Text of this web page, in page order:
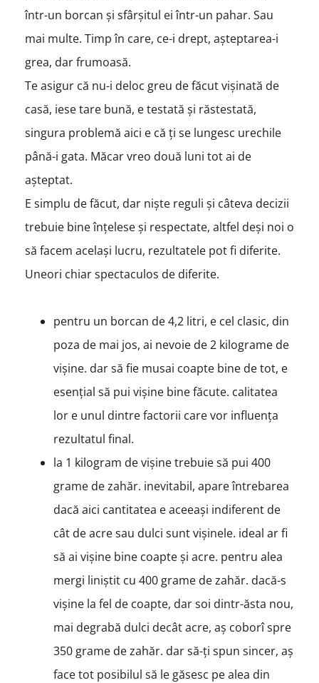
într-un borcan și sfârșitul ei într-un pahar. Sau
mai multe. Timp în care, ce-i drept, așteptarea-i
grea, dar frumoasă.
Te asigur că nu-i deloc greu de făcut vișinată de
casă, iese tare bună, e testată și răstestată,
singura problemă aici e că ți se lungesc urechile
până-i gata. Măcar vreo două luni tot ai de
așteptat.
E simplu de făcut, dar niște reguli și câteva decizii
trebuie bine înțelese și respectate, altfel deși noi o
să facem același lucru, rezultatele pot fi diferite.
Uneori chiar spectaculos de diferite.
pentru un borcan de 4,2 litri, e cel clasic, din
poza de mai jos, ai nevoie de 2 kilograme de
vișine. dar să fie musai coapte bine de tot, e
esențial să pui vișine bine făcute. calitatea
lor e unul dintre factorii care vor influența
rezultatul final.
la 1 kilogram de vișine trebuie să pui 400
grame de zahăr. inevitabil, apare întrebarea
dacă aici cantitatea e aceeași indiferent de
cât de acre sau dulci sunt vișinele. ideal ar fi
să ai vișine bine coapte și acre. pentru alea
mergi liniștit cu 400 grame de zahăr. dacă-s
vișine la fel de coapte, dar soi dintr-ăsta nou,
mai degrabă dulci decât acre, aș coborî spre
350 grame de zahăr. dar să-ți spun sincer, aș
face tot posibilul să le găsesc pe alea din